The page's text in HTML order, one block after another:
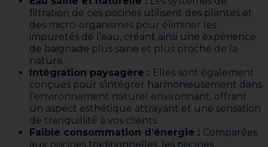
filtration de ces piscines utilisent des plantes et
des micro-organismes pour éliminer les
impuretés de l’eau, créant ainsi une expérience
de baignade plus saine et plus proche de la
nature.
Intégration paysagère : Elles sont également
conçues pour s’intégrer harmonieusement dans
l’environnement naturel environnant, offrant
un aspect esthétique attrayant et une sensation
de tranquillité à vos clients.
Faible consommation d’énergie : Comparées
aux piscines traditionnelles, les piscines